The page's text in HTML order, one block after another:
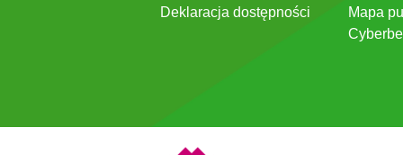
Deklaracja dostępności
Mapa